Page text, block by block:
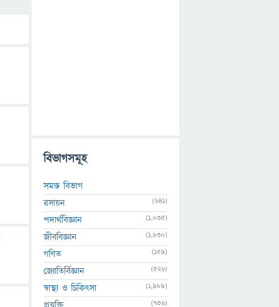
বিভাগসমূহ
সমস্ত বিভাগ
রসায়ন
(641)
পদার্থবিজ্ঞান (1,035)
জীববিজ্ঞান (1,830)
গণিত (159)
জ্যোতির্বিজ্ঞান (526)
স্বাস্থ্য ও চিকিৎসা (1,989)
(736)